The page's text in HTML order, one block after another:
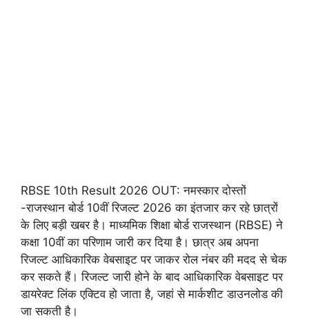
RBSE 10th Result 2026 OUT: नमस्कार दोस्तों
-राजस्थान बोर्ड 10वीं रिजल्ट 2026 का इंतजार कर रहे छात्रों
के लिए बड़ी खबर है। माध्यमिक शिक्षा बोर्ड राजस्थान (RBSE) ने
कक्षा 10वीं का परिणाम जारी कर दिया है। छात्र अब अपना
रिजल्ट आधिकारिक वेबसाइट पर जाकर रोल नंबर की मदद से चेक
कर सकते हैं। रिजल्ट जारी होने के बाद आधिकारिक वेबसाइट पर
डायरेक्ट लिंक एक्टिव हो जाता है, जहां से मार्कशीट डाउनलोड की
जा सकती है।